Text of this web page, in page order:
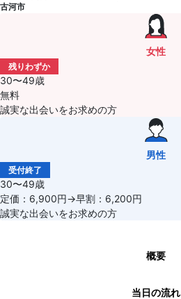
古河市
女性
残りわずか
30〜49歳
無料
誠実な出会いをお求めの方
男性
受付終了
30〜49歳
定価：6,900円→早割：6,200円
誠実な出会いをお求めの方
概要
当日の流れ